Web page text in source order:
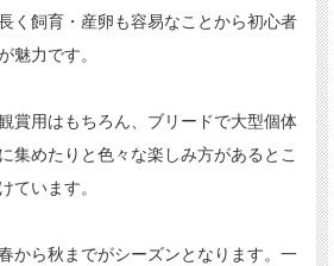
く飼育・産卵も容易なことから初心者
魅力です。
賞用はもちろん、ブリードで大型個体
集めたりと色々な楽しみ方があるとこ
ています。
から秋までがシーズンとなります。一